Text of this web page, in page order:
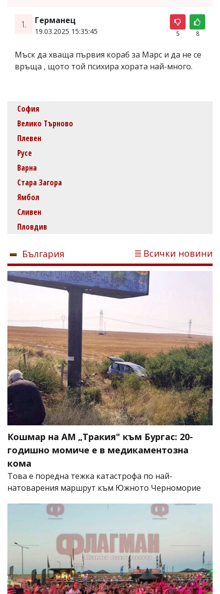
1. Германец
19.03.2025 15:35:45 5 8
Мъск да хваща първия кораб за Марс и да не се
връща , щото той психира хората най-много.
София
Велико Търново
Плевен
Русе
Варна
Стара Загора
Ямбол
Сливен
Пловдив
България Всички новини
Кошмар на АМ „Тракия" към Бургас: 20-
годишно момиче е в медикаментозна
кома
Това е поредна тежка катастрофа по най-
натоварения маршрут към Южното Черноморие